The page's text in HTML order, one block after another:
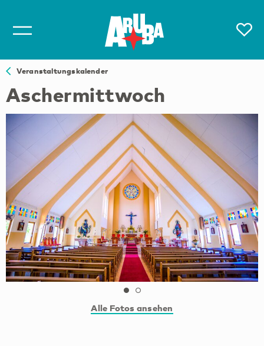
Veranstaltungskalender
Aschermittwoch
Alle Fotos ansehen